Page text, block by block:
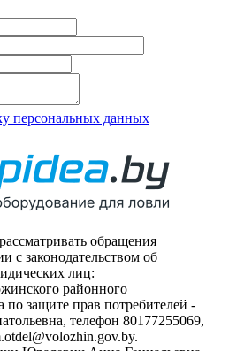
персональных данных
обращения
с законодательством об
лиц:
районного
по защите прав потребителей -
телефон 80177255069,